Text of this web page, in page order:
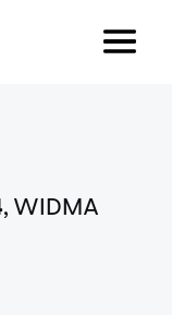
, WIDMA